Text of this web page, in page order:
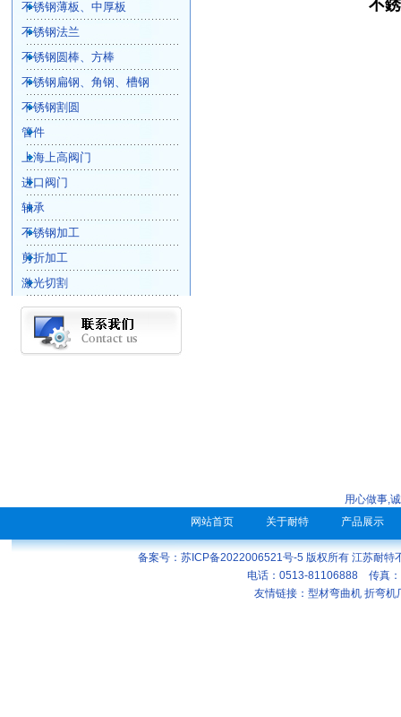
不锈钢薄板、中厚板
不锈钢法兰
不锈钢圆棒、方棒
不锈钢扁钢、角钢、槽钢
不锈钢割圆
管件
上海上高阀门
进口阀门
轴承
不锈钢加工
剪折加工
激光切割
不
用心做事,
网站首页
关于耐特 产品展示
备案号：苏ICP备2022006521号-5版权所有 江苏耐特
电话：0513-81106888 传真
友情链接： 型材弯曲机 折弯机